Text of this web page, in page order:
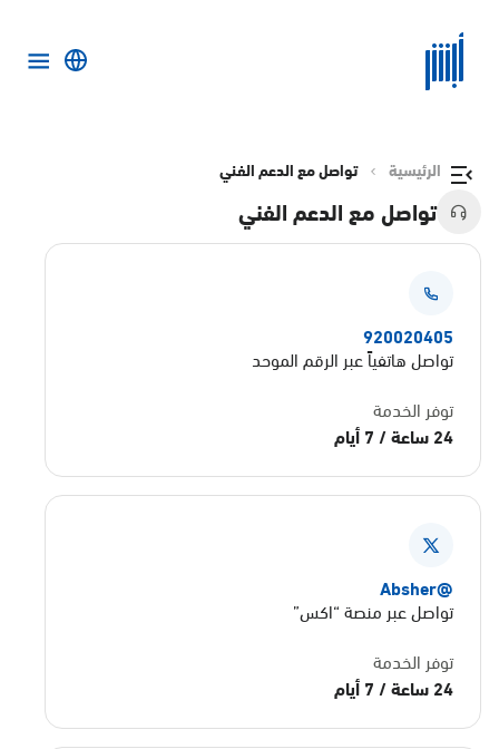
الرئيسية تواصل مع الدعم الفني
تواصل مع الدعم الفني
920020405
تواصل هاتفياً عبر الرقم الموحد
توفر الخدمة
24 ساعة / 7 أيام
@Absher
تواصل عبر منصة “اكس”
توفر الخدمة
24 ساعة / 7 أيام